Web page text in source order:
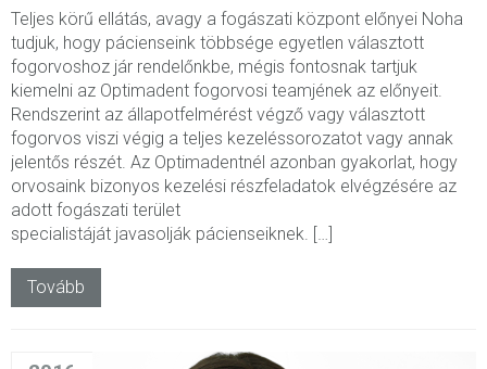
Teljes körű ellátás, avagy a fogászati központ előnyei Noha
tudjuk, hogy pácienseink többsége egyetlen választott
fogorvoshoz jár rendelőnkbe, mégis fontosnak tartjuk
kiemelni az Optimadent fogorvosi teamjének az előnyeit.
Rendszerint az állapotfelmérést végző vagy választott
fogorvos viszi végig a teljes kezeléssorozatot vagy annak
jelentős részét. Az Optimadentnél azonban gyakorlat, hogy
orvosaink bizonyos kezelési részfeladatok elvégzésére az
adott fogászati terület
specialistáját javasolják pácienseiknek. […]
Tovább